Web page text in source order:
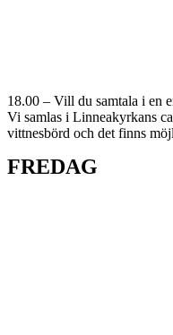
18.00 – Vill du samtala i en
Vi samlas i Linneakyrkans
vittnesbörd och det finns
FREDAG